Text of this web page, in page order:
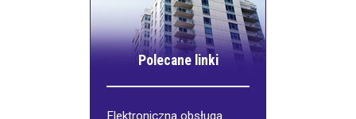
Polecane linki
Elektroniczna obsługa